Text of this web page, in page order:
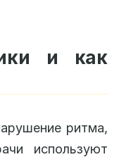
и как
ритма,
используют